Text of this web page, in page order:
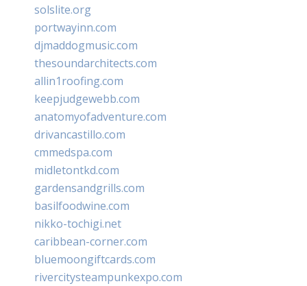
solslite.org
portwayinn.com
djmaddogmusic.com
thesoundarchitects.com
allin1roofing.com
keepjudgewebb.com
anatomyofadventure.com
drivancastillo.com
cmmedspa.com
midletontkd.com
gardensandgrills.com
basilfoodwine.com
nikko-tochigi.net
caribbean-corner.com
bluemoongiftcards.com
rivercitysteampunkexpo.com